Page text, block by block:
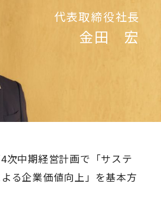
代表取締役社長
金田 宏
次中期経営計画で「サステ
る企業価値向上」を基本方